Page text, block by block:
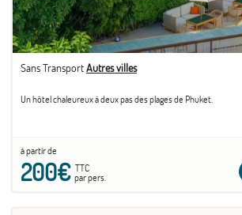
Sans TransportAutres villes
Un hôtel chaleureux à deux pas des plages de Phuket.
à partir de
200€TTC
par pers.